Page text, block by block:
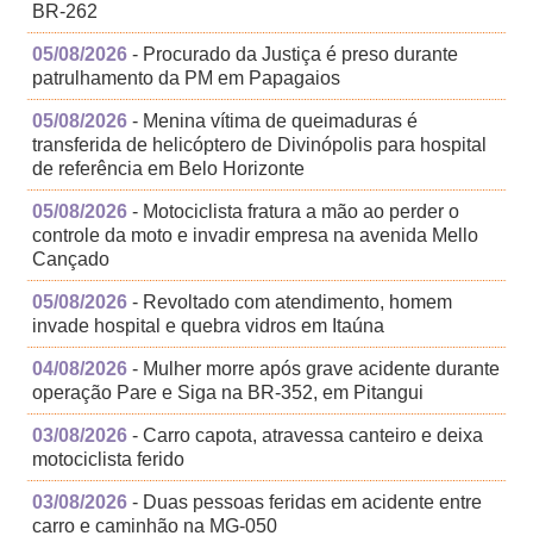
BR-262
05/08/2026 - Procurado da Justiça é preso durante
patrulhamento da PM em Papagaios
05/08/2026 - Menina vítima de queimaduras é
transferida de helicóptero de Divinópolis para hospital
de referência em Belo Horizonte
05/08/2026 - Motociclista fratura a mão ao perder o
controle da moto e invadir empresa na avenida Mello
Cançado
05/08/2026 - Revoltado com atendimento, homem
invade hospital e quebra vidros em Itaúna
04/08/2026 - Mulher morre após grave acidente durante
operação Pare e Siga na BR-352, em Pitangui
03/08/2026 - Carro capota, atravessa canteiro e deixa
motociclista ferido
03/08/2026 - Duas pessoas feridas em acidente entre
carro e caminhão na MG-050